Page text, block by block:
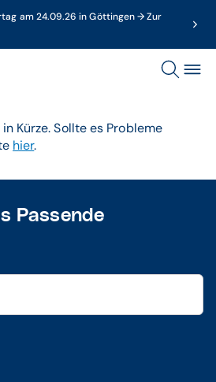
am 24.09.26 in Göttingen → Zur
Kürze. Sollte es Probleme
hier.
Passende